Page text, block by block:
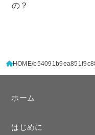
の？
HOME
ホーム
はじめに